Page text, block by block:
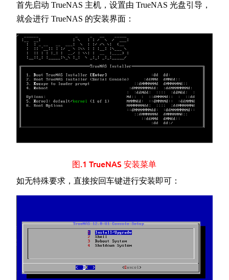
首先启动 TrueNAS 主机，设置由 TrueNAS 光盘引导，
就会进行 TrueNAS 的安装界面：
图.1 TrueNAS 安装菜单
如无特殊要求，直接按回车键进行安装即可：